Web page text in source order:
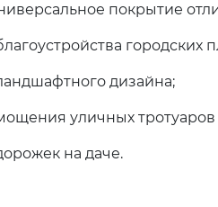
покрытие
дизайна;
уличных
на даче.